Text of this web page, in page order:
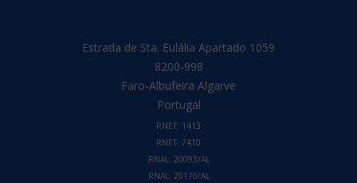
Estrada de Sta. Eulália Apartado 1059
8200-998
Faro-Albufeira Algarve
Portugal
RNET: 1413
RNET: 7410
RNAL: 20093/AL
RNAL: 20170/AL